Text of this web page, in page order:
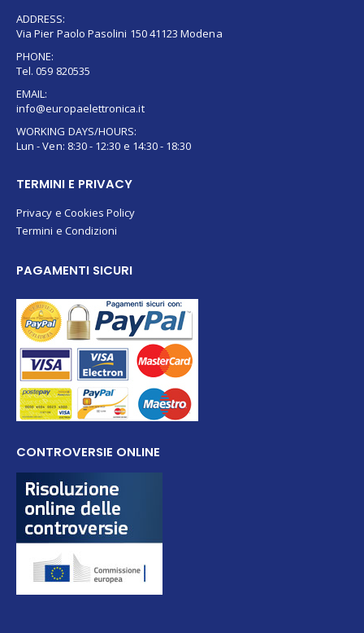
ADDRESS:
Via Pier Paolo Pasolini 150 41123 Modena
PHONE:
Tel. 059 820535
EMAIL:
info@europaelettronica.it
WORKING DAYS/HOURS:
Lun - Ven: 8:30 - 12:30 e 14:30 - 18:30
TERMINI E PRIVACY
Privacy e Cookies Policy
Termini e Condizioni
PAGAMENTI SICURI
CONTROVERSIE ONLINE